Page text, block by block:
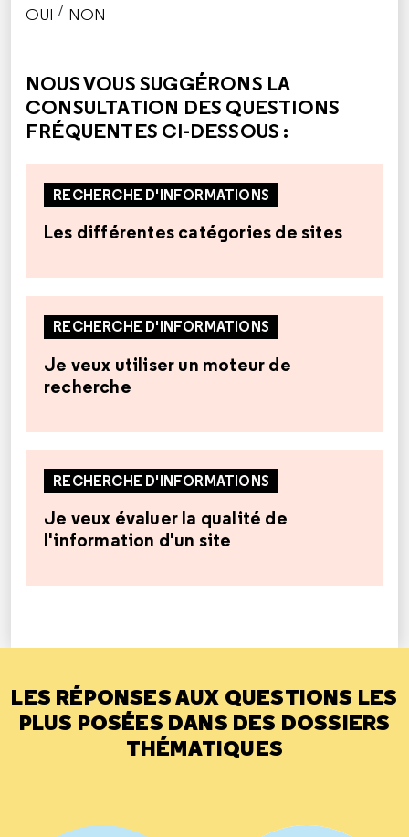
OUI / NON
NOUS VOUS SUGGÉRONS LA
CONSULTATION DES QUESTIONS
FRÉQUENTES CI-DESSOUS :
RECHERCHE D'INFORMATIONS
Les différentes catégories de sites
RECHERCHE D'INFORMATIONS
Je veux utiliser un moteur de
recherche
RECHERCHE D'INFORMATIONS
Je veux évaluer la qualité de
l'information d'un site
LES RÉPONSES AUX QUESTIONS LES
PLUS POSÉES DANS DES DOSSIERS
THÉMATIQUES